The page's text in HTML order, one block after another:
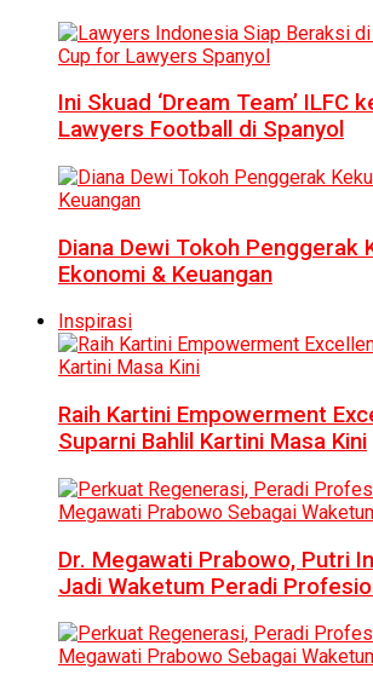
Ini Skuad ‘Dream Team’ ILFC
Lawyers Football di Spanyol
Diana Dewi Tokoh Penggerak
Ekonomi & Keuangan
Inspirasi
Raih Kartini Empowerment
Suparni Bahlil Kartini Masa Kini
Dr. Megawati Prabowo, Putri
Jadi Waketum Peradi